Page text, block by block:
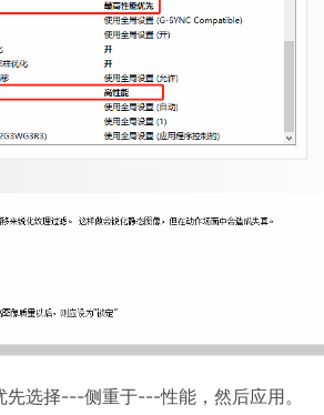
选择---侧重于---性能，然后应用。